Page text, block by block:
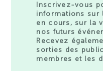
Inscrivez-vous
informations sur
en cours, sur la
nos futurs
Recevez
sorties des
membres et les